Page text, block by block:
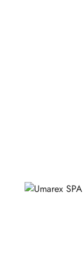
Pomiń